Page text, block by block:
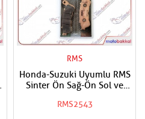
RMS
Honda-Suzuki Uyumlu RMS
Sinter Ön Sağ-Ön Sol ve
RMS2543